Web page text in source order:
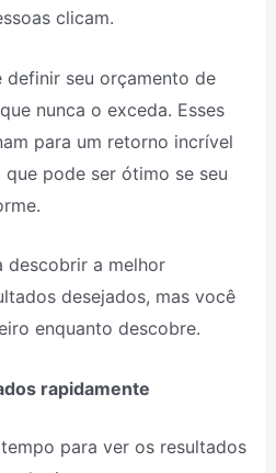
clicam.
definir seu orçamento de
nunca o exceda. Esses
para um retorno incrível
pode ser ótimo se seu
descobrir a melhor
desejados, mas você
enquanto descobre.
rapidamente
para ver os resultados